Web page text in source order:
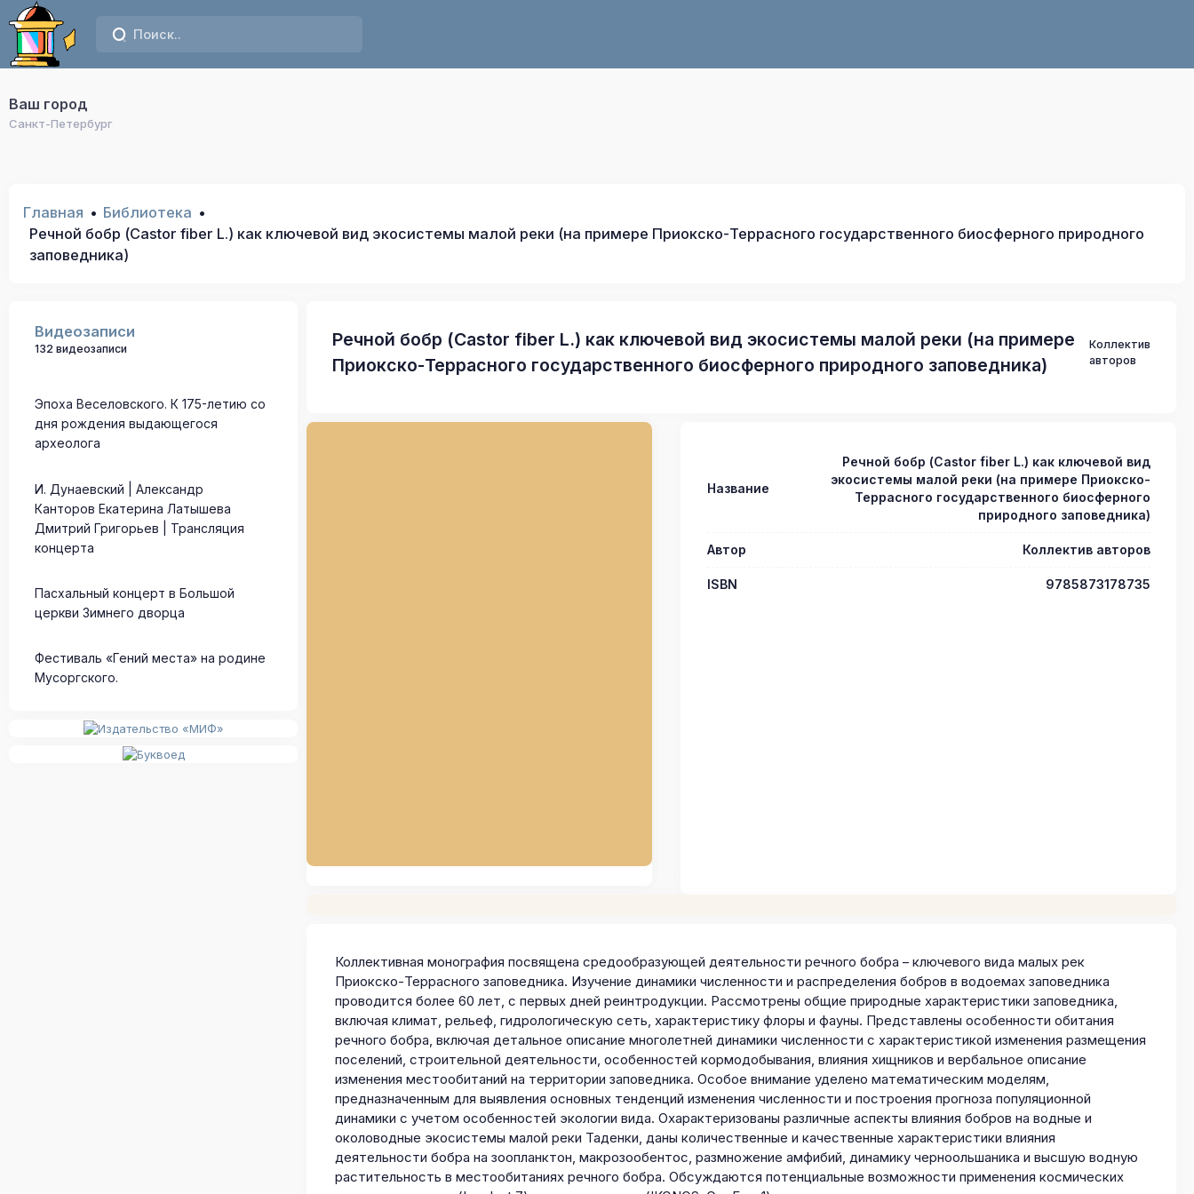
Ваш город
Санкт-Петербург
Главная
Библиотека
Речной бобр (Castor fiber L.) как ключевой вид экосистемы малой реки (на примере Приокско-Террасного государственного биосферного природного
заповедника)
Видеозаписи
132 видеозаписи
Эпоха Веселовского. К 175-летию со
дня рождения выдающегося
археолога
И. Дунаевский | Александр
Канторов Екатерина Латышева
Дмитрий Григорьев | Трансляция
концерта
Пасхальный концерт в Большой
церкви Зимнего дворца
Фестиваль «Гений места» на родине
Мусоргского.
Речной бобр (Castor fiber L.) как ключевой вид экосистемы малой реки (на примере
Приокско-Террасного государственного биосферного природного заповедника)
Коллектив
авторов
Название
Речной бобр (Castor fiber L.) как ключевой вид
экосистемы малой реки (на примере Приокско-
Террасного государственного биосферного
природного заповедника)
Автор Коллектив авторов
ISBN 9785873178735
Коллективная монография посвящена средообразующей деятельности речного бобра – ключевого вида малых рек
Приокско-Террасного заповедника. Изучение динамики численности и распределения бобров в водоемах заповедника
проводится более 60 лет, с первых дней реинтродукции. Рассмотрены общие природные характеристики заповедника,
включая климат, рельеф, гидрологическую сеть, характеристику флоры и фауны. Представлены особенности обитания
речного бобра, включая детальное описание многолетней динамики численности с характеристикой изменения размещения
поселений, строительной деятельности, особенностей кормодобывания, влияния хищников и вербальное описание
изменения местообитаний на территории заповедника. Особое внимание уделено математическим моделям,
предназначенным для выявления основных тенденций изменения численности и построения прогноза популяционной
динамики с учетом особенностей экологии вида. Охарактеризованы различные аспекты влияния бобров на водные и
околоводные экосистемы малой реки Таденки, даны количественные и качественные характеристики влияния
деятельности бобра на зоопланктон, макрозообентос, размножение амфибий, динамику черноольшаника и высшую водную
растительность в местообитаниях речного бобра. Обсуждаются потенциальные возможности применения космических